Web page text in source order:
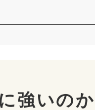
強いのか